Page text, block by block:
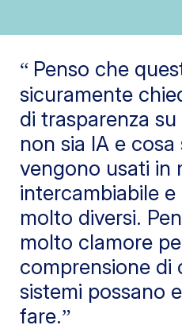
Penso che
sicuramente
di trasparenza
non sia IA e
vengono usati in
intercambiabile
molto diversi.
molto clamore
comprensione di
sistemi possano
fare.